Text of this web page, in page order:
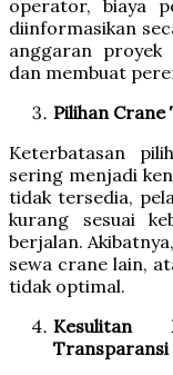
operator, biaya
diinformasikan
anggaran proyek
dan membuat
Pilihan Crane
Keterbatasan
sering menjadi
tidak tersedia,
kurang sesuai
berjalan.
sewa crane lain,
tidak optimal.
Kesulitan